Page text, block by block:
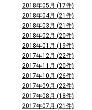
2018年05月 (17件)
2018年04月 (21件)
2018年03月 (21件)
2018年02月 (20件)
2018年01月 (19件)
2017年12月 (22件)
2017年11月 (20件)
2017年10月 (26件)
2017年09月 (22件)
2017年08月 (18件)
2017年07月 (21件)